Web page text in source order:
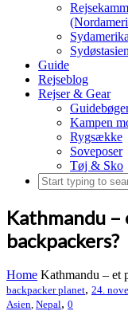
Sydamerika
Sydøstasien
Guide
Rejseblog
Rejser & Gear
Kampen
Rygsække
Soveposer
Tøj & Sko
Kathmandu
backpackers?
Home Kathmandu – et
backpacker planet, 24.
Asien Nepal, 0